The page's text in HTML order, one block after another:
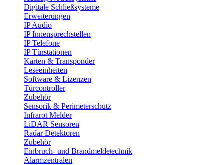
Digitale Schließsysteme
Erweiterungen
IP Audio
IP Innensprechstellen
IP Telefone
IP Türstationen
Karten & Transponder
Leseeinheiten
Software & Lizenzen
Türcontroller
Zubehör
Sensorik & Perimeterschutz
Infrarot Melder
LiDAR Sensoren
Radar Detektoren
Zubehör
Einbruch- und Brandmeldetechnik
Alarmzentralen